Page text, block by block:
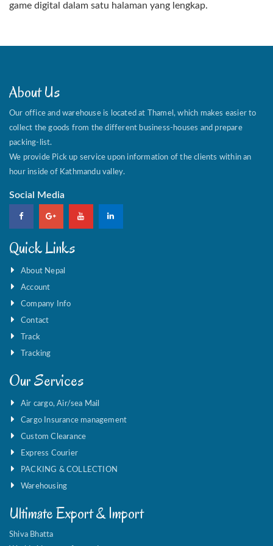
game digital dalam satu halaman yang lengkap.
About Us
Our office and warehouse is located at Thamel, which makes easier to
collect the goods from the different business-houses and prepare
packing-list.
We provide Pick up service upon information of the clients within an
hour inside of Kathmandu valley.
Social Media
Quick Links
About Nepal
Account
Company Info
Contact
Track
Tracking
Our Services
Air cargo, Air/sea Mail
Cargo Insurance management
Custom Clearance
Express Courier
PACKING & COLLECTION
Warehousing
Ultimate Export & Import
Shiva Bhatta